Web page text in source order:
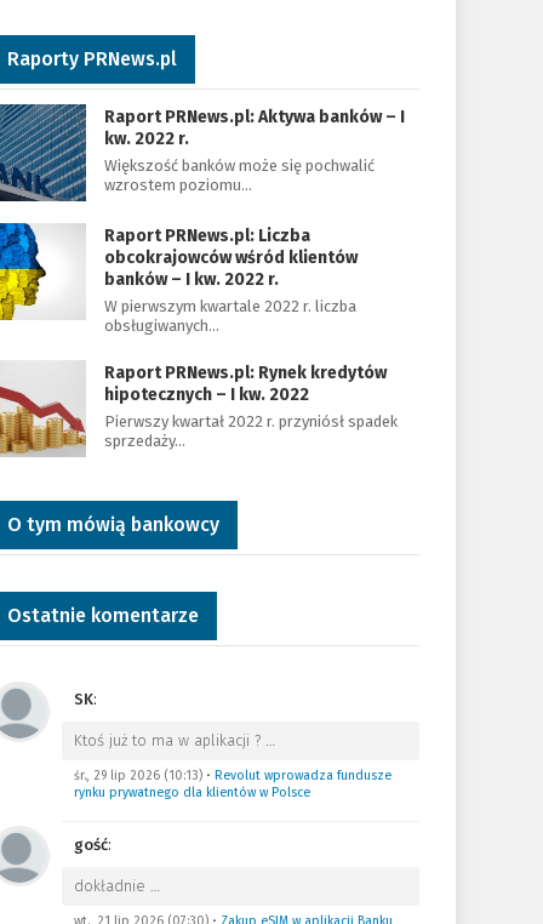
Raporty PRNews.pl
Raport PRNews.pl: Aktywa banków – I
kw. 2022 r.
Większość banków może się pochwalić
wzrostem poziomu…
Raport PRNews.pl: Liczba
obcokrajowców wśród klientów
banków – I kw. 2022 r.
W pierwszym kwartale 2022 r. liczba
obsługiwanych…
Raport PRNews.pl: Rynek kredytów
hipotecznych – I kw. 2022
Pierwszy kwartał 2022 r. przyniósł spadek
sprzedaży…
O tym mówią bankowcy
Ostatnie komentarze
SK:
Ktoś już to ma w aplikacji ? …
śr., 29 lip 2026 (10:13)• Revolut wprowadza fundusze
rynku prywatnego dla klientów w Polsce
gość:
dokładnie …